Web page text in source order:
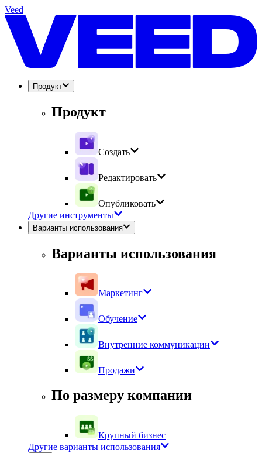
Veed
Продукт
Продукт
Создать
Редактировать
Опубликовать
Другие инструменты
Варианты использования
Варианты использования
Маркетинг
Обучение
Внутренние коммуникации
Продажи
По размеру компании
Крупный бизнес
Другие варианты использования